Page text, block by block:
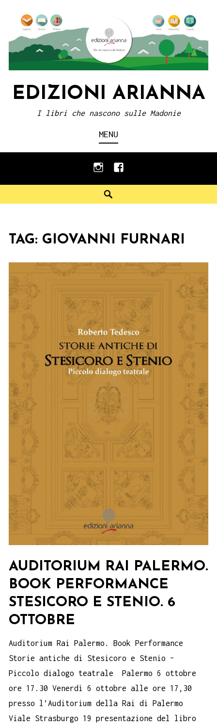
content
EDIZIONI ARIANNA
I libri che nascono sulle Madonie
MENU
instagramfacebook
TAG: GIOVANNI FURNARI
AUDITORIUM RAI PALERMO.
BOOK PERFORMANCE
STESICORO E STENIO. 6
OTTOBRE
Auditorium Rai Palermo. Book Performance
Storie antiche di Stesicoro e Stenio –
Piccolo dialogo teatrale Palermo 6 ottobre
ore 17.30 Venerdì 6 ottobre alle ore 17,30
presso l’Auditorium della Rai di Palermo
Viale Strasburgo 19 presentazione del libro